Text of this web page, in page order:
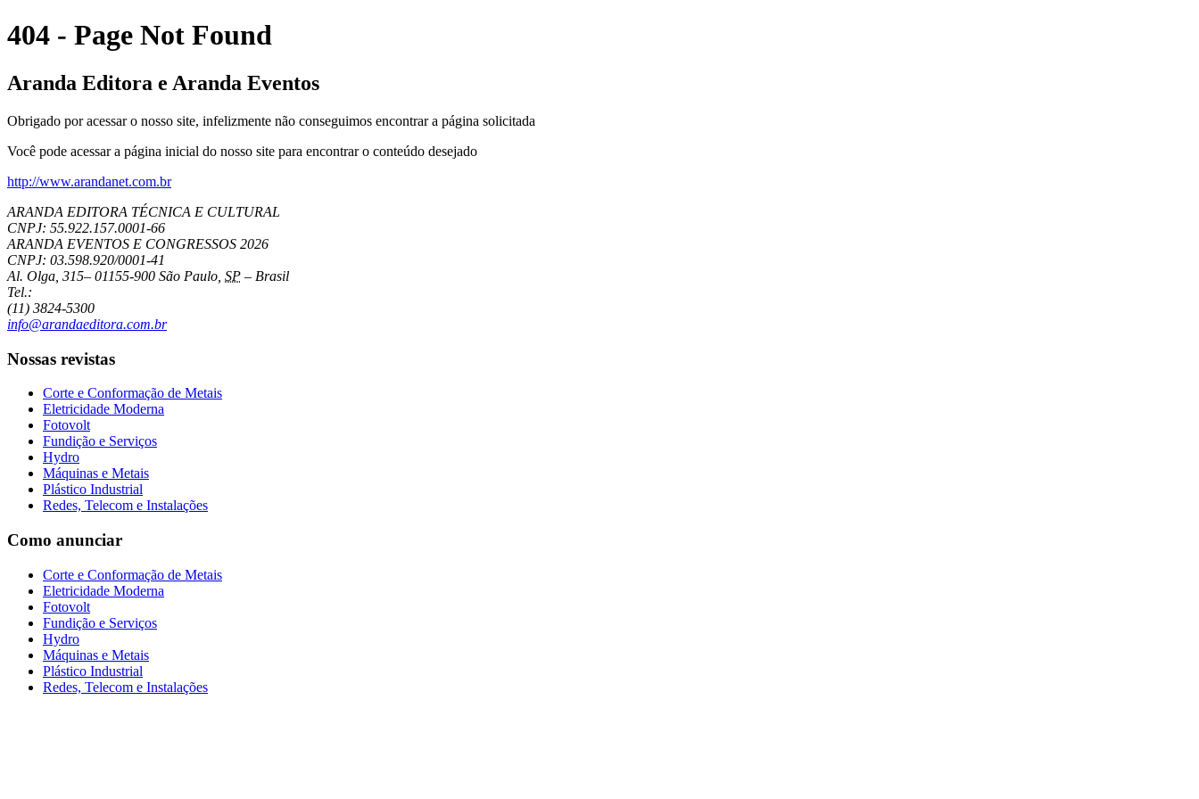
404 - Page Not Found
Aranda Editora e Aranda Eventos
Obrigado por acessar o nosso site, infelizmente não conseguimos encontrar a página solicitada
Você pode acessar a página inicial do nosso site para encontrar o conteúdo desejado
http://www.arandanet.com.br
ARANDA EDITORA TÉCNICA E CULTURAL
CNPJ: 55.922.157.0001-66
ARANDA EVENTOS E CONGRESSOS 2026
CNPJ: 03.598.920/0001-41
Al. Olga, 315– 01155-900 São Paulo SP – Brasil
Tel.:
(11) 3824-5300
info@arandaeditora.com.br
Nossas revistas
Corte e Conformação de Metais
Eletricidade Moderna
Fotovolt
Fundição e Serviços
Hydro
Máquinas e Metais
Plástico Industrial
Redes, Telecom e Instalações
Como anunciar
Corte e Conformação de Metais
Eletricidade Moderna
Fotovolt
Fundição e Serviços
Hydro
Máquinas e Metais
Plástico Industrial
Redes, Telecom e Instalações